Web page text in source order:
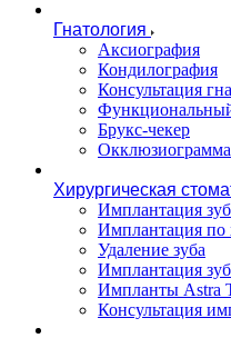
Гнатология
Аксиография
Кондилография
Консультация
Брукс-чекер
Окклюзиограмма
Хирургическая
Имплантация
Имплантация по
Удаление зуба
Имплантация
Импланты Astra
Консультация